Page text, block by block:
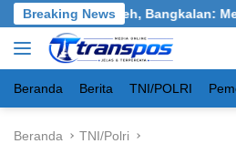
Langsung
ke
konten
Breaking News
Burneh, Bangkalan:
Beranda Berita TNI/POLRI
Beranda TNI/Polri